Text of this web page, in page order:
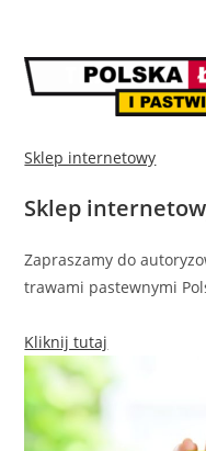
Sklep internetowy
Sklep
Zapraszamy do
trawami pastewnymi
Kliknij tutaj